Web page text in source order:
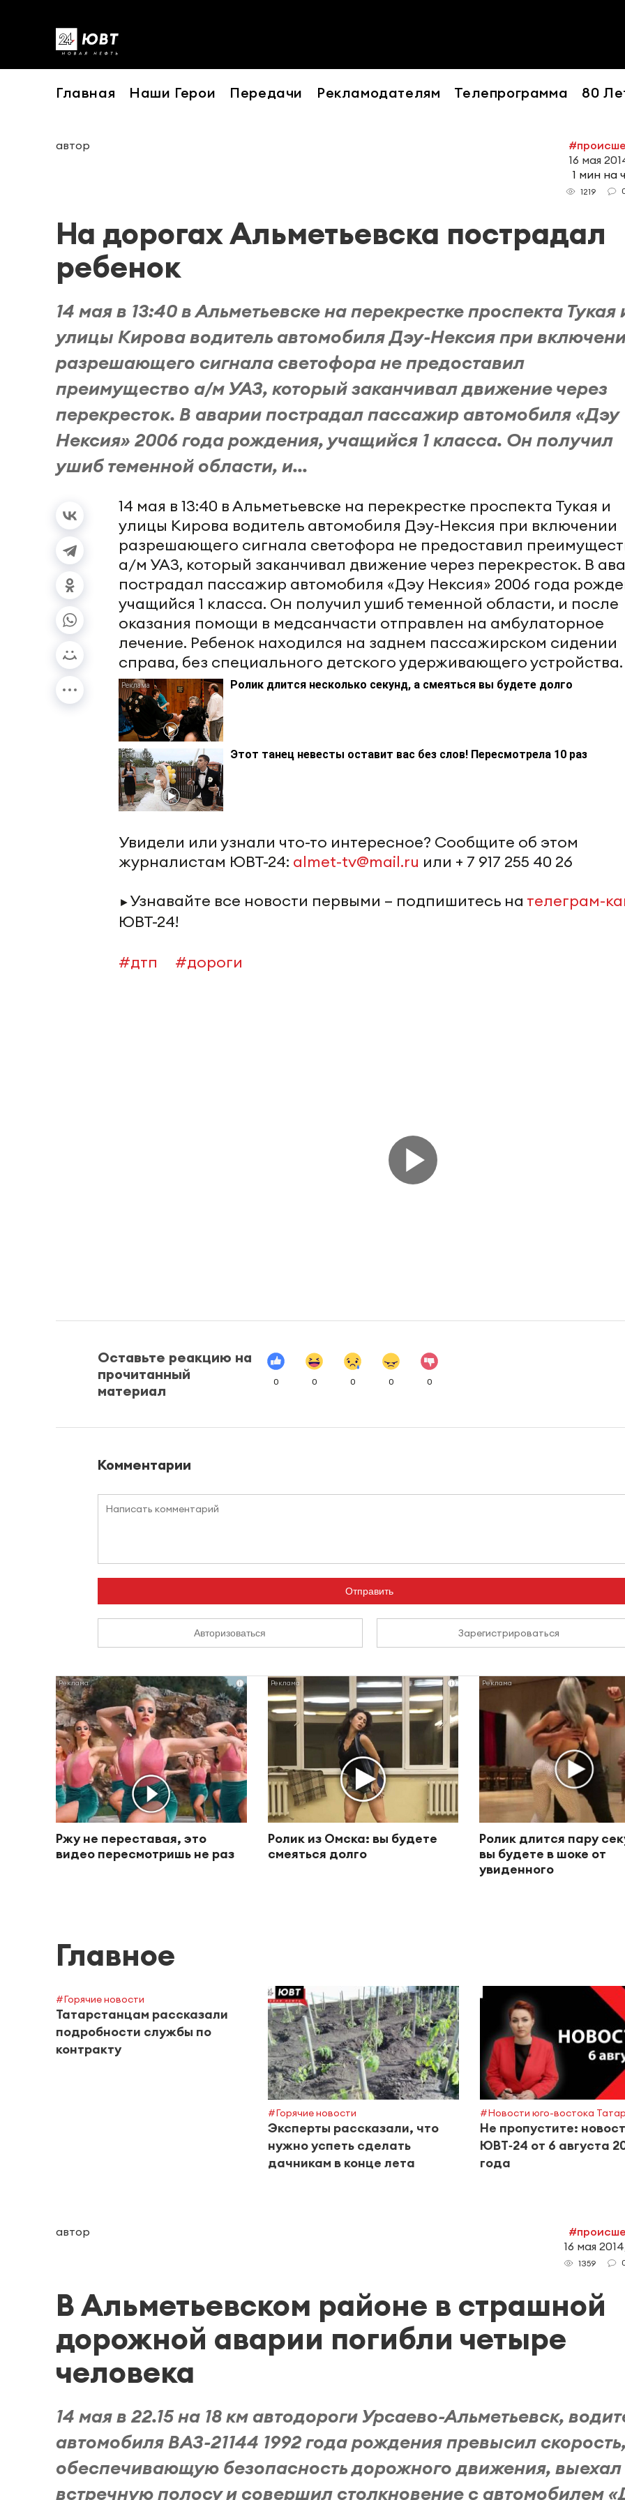
Главная Наши Герои Передачи Рекламодателям Телепрограмма 80
автор
16 мая
1 мин на
1219
На дорогах Альметьевска пострадал
ребенок
14 мая в 13:40 в Альметьевске на перекрестке проспекта Тукая
улицы Кирова водитель автомобиля Дэу-Нексия при
разрешающего сигнала светофора не предоставил
преимущество а/м УАЗ, который заканчивал движение через
перекресток. В аварии пострадал пассажир автомобиля «Дэу
Нексия» 2006 года рождения, учащийся 1 класса. Он получил
ушиб теменной области, и...
14 мая в 13:40 в Альметьевске на перекрестке проспекта Тукая и
улицы Кирова водитель автомобиля Дэу-Нексия при включении
разрешающего сигнала светофора не предоставил
а/м УАЗ, который заканчивал движение через перекресток. В
пострадал пассажир автомобиля «Дэу Нексия» 2006 года
учащийся 1 класса. Он получил ушиб теменной области, и после
оказания помощи в медсанчасти отправлен на амбулаторное
лечение. Ребенок находился на заднем пассажирском сидении
справа, без специального детского удерживающего устройства.
Ролик длится несколько секунд, а смеяться вы будете долго
Этот танец невесты оставит вас без слов! Пересмотрела 10 раз
Увидели или узнали что-то интересное? Сообщите об этом
журналистам ЮВТ-24: almet-tv@mail.ru или + 7 917 255 40 26
► Узнавайте все новости первыми – подпишитесь на телеграм-
ЮВТ-24!
#дтп #дороги
Оставьте реакцию на
прочитанный
материал
0 0 0 0 0
Комментарии
Отправить
Авторизоваться Зарегистрироваться
i
Ржу не переставая, это
видео пересмотришь не раз
i
Ролик из Омска: вы будете
смеяться долго
Ролик длится пару
вы будете в шоке от
увиденного
Главное
#Горячие новости
Татарстанцам рассказали
подробности службы по
контракту
#Горячие новости
Эксперты рассказали, что
нужно успеть сделать
дачникам в конце лета
#Новости юго-востока
Не пропустите:
ЮВТ‑24 от 6 августа
года
автор
16 мая
1359
В Альметьевском районе в страшной
дорожной аварии погибли четыре
человека
14 мая в 22.15 на 18 км автодороги Урсаево-Альметьевск,
автомобиля ВАЗ-21144 1992 года рождения превысил скорость,
обеспечивающую безопасность дорожного движения,
встречную полосу и совершил столкновение с автомобилем